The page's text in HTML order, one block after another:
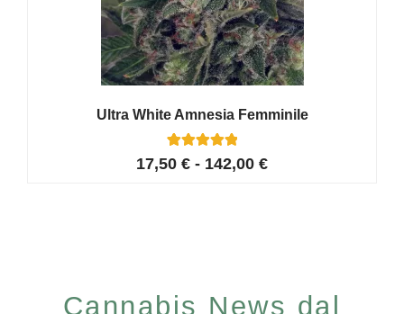
Ultra White Amnesia Femminile
Valutato
4.96
24
17,50 € - 142,00 €
Cannabis News dal